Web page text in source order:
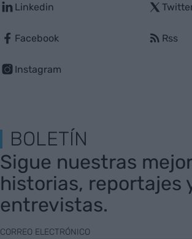
Linkedin
Facebook
Instagram
Rss
BOLETÍN
Sigue nuestras
historias, reportajes
entrevistas.
CORREO ELECTRÓNICO